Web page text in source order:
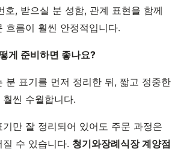
호, 받으실 분 성함, 관계 표현을 함께
흐름이 훨씬 안정적입니다.
게 준비하면 좋나요?
분 표기를 먼저 정리한 뒤, 짧고 정중한
씬 수월합니다.
만 잘 정리되어 있어도 주문 과정은
수 있습니다. 청기와장례식장 계양점